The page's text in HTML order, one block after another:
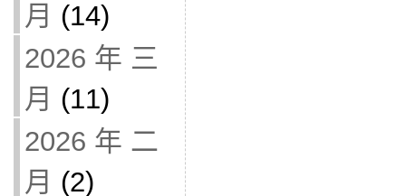
月 (14)
2026 年 三
月 (11)
2026 年 二
月 (2)